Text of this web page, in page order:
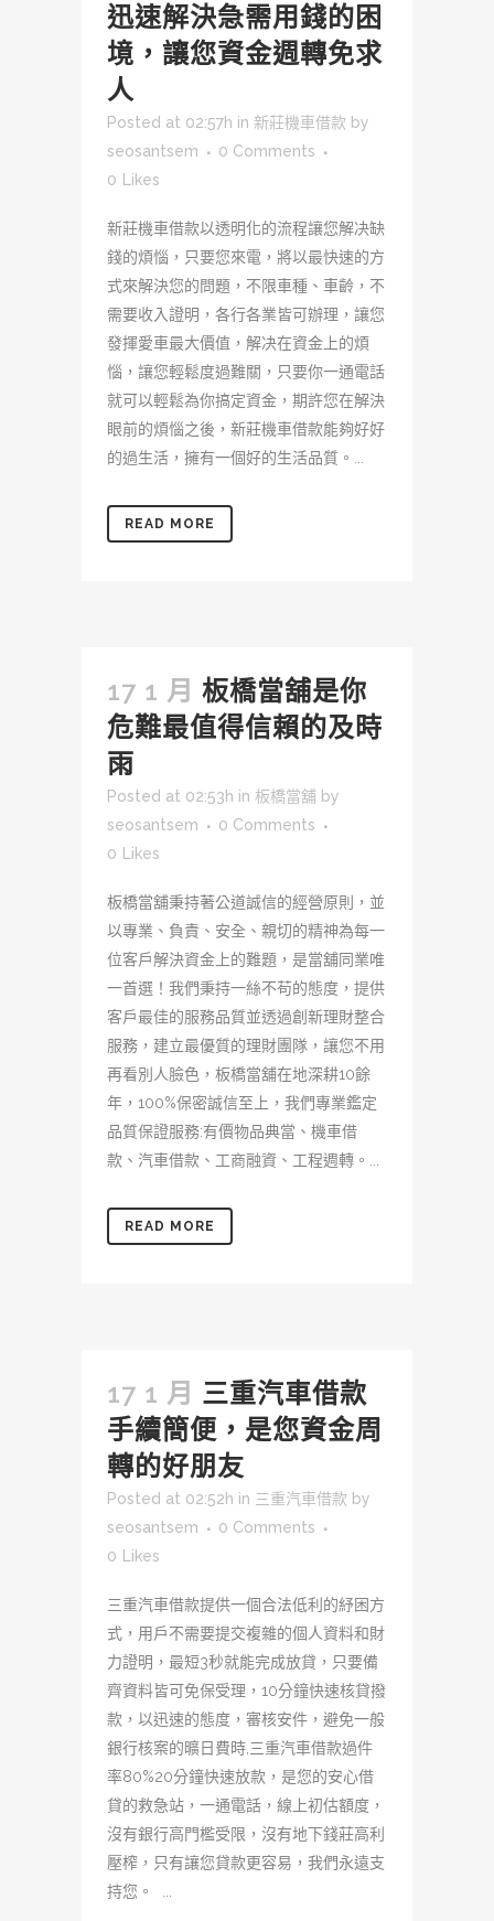
迅速解決急需用錢的困
境，讓您資金週轉免求
人
Posted at 02:57h in 新莊機車借款 by
seosantsem
0 Comments
0 Likes
新莊機車借款以透明化的流程讓您解决缺
錢的煩惱，只要您來電，將以最快速的方
式來解決您的問題，不限車種、車齡，不
需要收入證明，各行各業皆可辦理，讓您
發揮愛車最大價值，解决在資金上的煩
惱，讓您輕鬆度過難關，只要你一通電話
就可以輕鬆為你搞定資金，期許您在解決
眼前的煩惱之後，新莊機車借款能夠好好
的過生活，擁有一個好的生活品質。...
READ MORE
17 1 月 板橋當舖是你
危難最值得信賴的及時
雨
Posted at 02:53h in 板橋當舖 by
seosantsem
0 Comments
0 Likes
板橋當舖秉持著公道誠信的經營原則，並
以專業、負責、安全、親切的精神為每一
位客戶解決資金上的難題，是當舖同業唯
一首選！我們秉持一絲不苟的態度，提供
客戶最佳的服務品質並透過創新理財整合
服務，建立最優質的理財團隊，讓您不用
再看別人臉色，板橋當舖在地深耕10餘
年，100%保密誠信至上，我們專業鑑定
品質保證服務:有價物品典當、機車借
款、汽車借款、工商融資、工程週轉。...
READ MORE
17 1 月 三重汽車借款
手續簡便，是您資金周
轉的好朋友
Posted at 02:52h in 三重汽車借款 by
seosantsem
0 Comments
0 Likes
三重汽車借款提供一個合法低利的紓困方
式，用戶不需要提交複雜的個人資料和財
力證明，最短3秒就能完成放貸，只要備
齊資料皆可免保受理，10分鐘快速核貸撥
款，以迅速的態度，審核安件，避免一般
銀行核案的曠日費時,三重汽車借款過件
率80%20分鐘快速放款，是您的安心借
貸的救急站，一通電話，線上初估額度，
沒有銀行高門檻受限，沒有地下錢莊高利
壓榨，只有讓您貸款更容易，我們永遠支
持您。 ...